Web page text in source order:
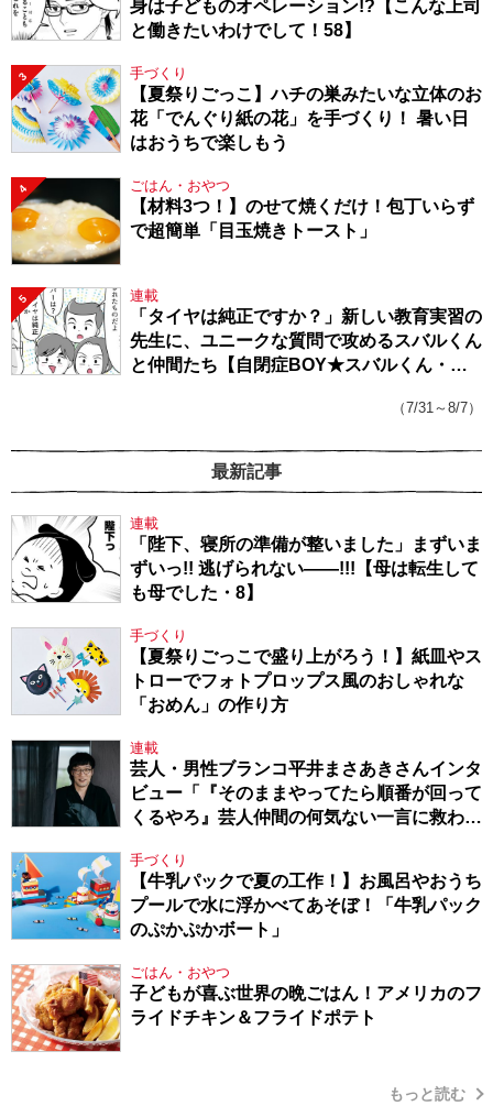
身は子どものオペレーション!?【こんな上司
と働きたいわけでして！58】
3 手づくり
【夏祭りごっこ】ハチの巣みたいな立体のお
花「でんぐり紙の花」を手づくり！ 暑い日
はおうちで楽しもう
4 ごはん・おやつ
【材料3つ！】のせて焼くだけ！包丁いらず
で超簡単「目玉焼きトースト」
5 連載
「タイヤは純正ですか？」新しい教育実習の
先生に、ユニークな質問で攻めるスバルくん
と仲間たち【自閉症BOY★スバルくん・
（7/31～8/7）
最新記事
連載
「陛下、寝所の準備が整いました」まずいま
ずいっ!! 逃げられない――!!!【母は転生して
も母でした・8】
手づくり
【夏祭りごっこで盛り上がろう！】紙皿やス
トローでフォトプロップス風のおしゃれな
「おめん」の作り方
連載
芸人・男性ブランコ平井まさあきさんインタ
ビュー「『そのままやってたら順番が回って
くるやろ』芸人仲間の何気ない一言に救われ
手づくり
【牛乳パックで夏の工作！】お風呂やおうち
プールで水に浮かべてあそぼ！「牛乳パック
のぷかぷかボート」
ごはん・おやつ
子どもが喜ぶ世界の晩ごはん！アメリカのフ
ライドチキン＆フライドポテト
もっと読む